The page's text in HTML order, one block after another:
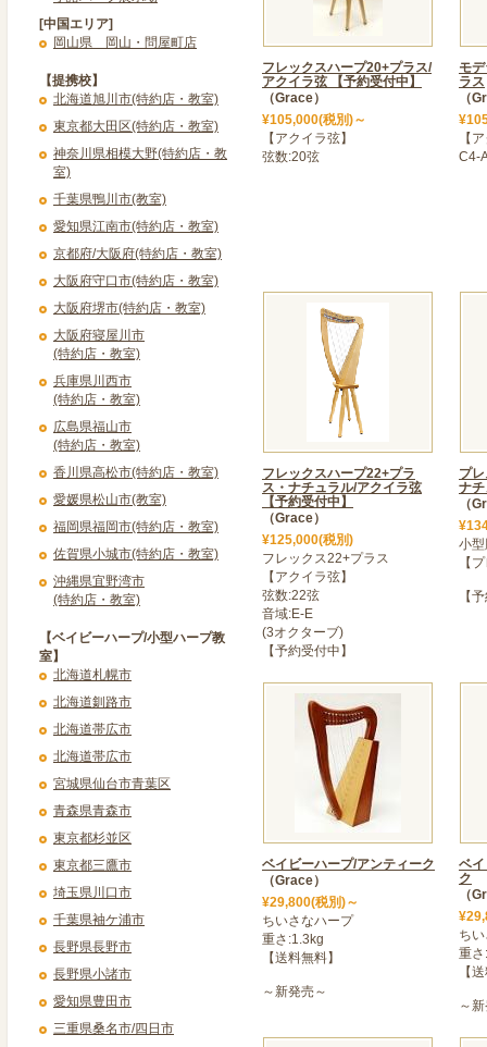
[中国エリア]
岡山県 岡山・問屋町店
【提携校】
北海道旭川市(特約店・教室)
東京都大田区(特約店・教室)
神奈川県相模大野(特約店・教
室)
千葉県鴨川市(教室)
愛知県江南市(特約店・教室)
京都府/大阪府(特約店・教室)
大阪府守口市(特約店・教室)
大阪府堺市(特約店・教室)
大阪府寝屋川市
(特約店・教室)
兵庫県川西市
(特約店・教室)
広島県福山市
(特約店・教室)
香川県高松市(特約店・教室)
愛媛県松山市(教室)
福岡県福岡市(特約店・教室)
佐賀県小城市(特約店・教室)
沖縄県宜野湾市
(特約店・教室)
【ベイビーハープ/小型ハープ教
室】
北海道札幌市
北海道釧路市
北海道帯広市
北海道帯広市
宮城県仙台市青葉区
青森県青森市
東京都杉並区
東京都三鷹市
埼玉県川口市
千葉県袖ケ浦市
長野県長野市
長野県小諸市
愛知県豊田市
三重県桑名市/四日市
2026年03月21日
＜ 「Rees Harp27」予約
約3.5kgの超軽量ハープ!
ようなきれいな音色をお
い。試奏はグレースハー
上、ご来店ください。厚
弦」再入荷!
驚きの軽さを体験してみ
てお試し頂けます。
2025年12月25日
＜ < ◆12月・1月営業日
冬季休業日 12月31日～1
※「グレースハープ厚木
営業しております。ハー
をお願いしております。
神奈川県厚木市旭町2-9-
お問合せ
https://atsugi-harp.com/
※発送について
年内の発送は12月30日ま
2025年10月01日
>＜ 誰にでも手軽に始め
操作がシンプルで誰にで
「アンサンブル曲集」も
持ち運びが楽な、軽量で
気軽に気の合う仲間で集
2025年10月02日
>＜ ベイビーハープシリ
ベイビーハープシリーズ
トブラック～登場! 艶消
2025年09月26日
>＜ ベイビーハープシリ
ベイビーハープシリーズ
フレックスハープ20+プラス/
アクイラ弦 【予約受付中】
（Grace）
¥105,000(税別)～
【アクイラ弦】
弦数:20弦
モ
ラス
（
【
C4-
フレックスハープ22+プラ
ス・ナチュラル/アクイラ弦
【予約受付中】
（Grace）
¥125,000(税別)
フレックス22+プラス
【アクイラ弦】
弦数:22弦
音域:E-E
(3オクターブ)
【予約受付中】
プ
ナ
（
小
【
【
ベイビーハープ/アンティーク
（Grace）
¥29,800(税別)～
ちいさなハープ
重さ:1.3kg
【送料無料】
～新発売～
ベ
ク
（
ち
重
【
～